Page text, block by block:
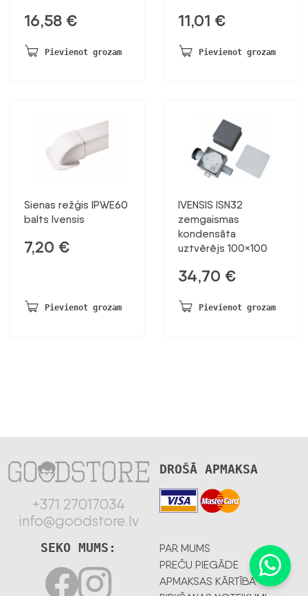
16,58 €
Pievienot grozam
11,01 €
Pievienot grozam
Sienas režģis IPWE60
balts Ivensis
7,20 €
Pievienot grozam
IVENSIS ISN32
zemgaismas
kondensāta
uztvērējs 100×100
34,70 €
Pievienot grozam
+371 27017034
info@goodstore.lv
DROŠĀ APMAKSA
PAR MUMS
PREČU PIEGĀDE
APMAKSAS KĀRTĪBA
SEKO MUMS: